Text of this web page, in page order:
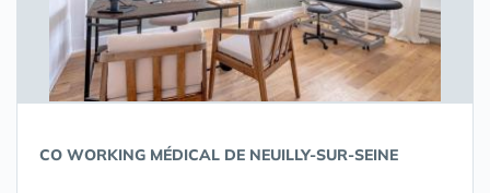
CO WORKING MÉDICAL DE NEUILLY-SUR-SEINE